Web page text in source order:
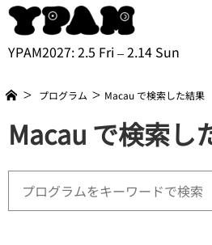
YPAM2027: 2.5 Fri – 2.14 Sun
Macau で検索し
プログラム Macau で検索した結果